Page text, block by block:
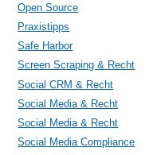
Open Source
Praxistipps
Safe Harbor
Screen Scraping & Recht
Social CRM & Recht
Social Media & Recht
Social Media & Recht
Social Media Compliance